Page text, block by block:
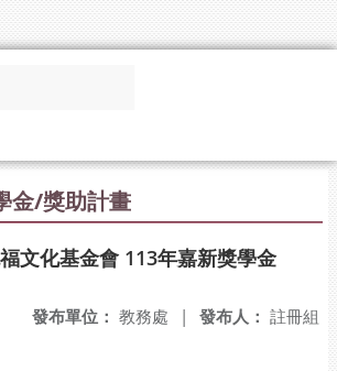
金/獎助計畫
文化基金會 113年嘉新獎學金
發布人： 註冊組
發布單位： 教務處 |